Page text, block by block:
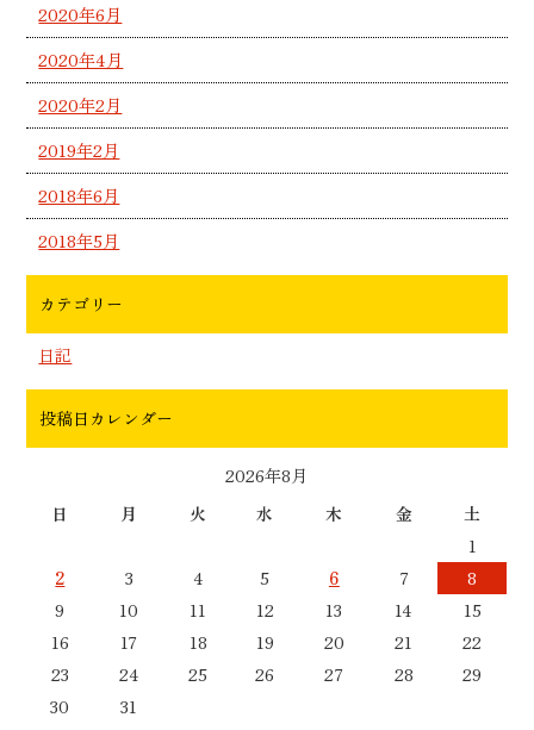
2020年6月
2020年4月
2020年2月
2019年2月
2018年6月
2018年5月
カテゴリー
日記
投稿日カレンダー
2026年8月
日
月 火 水 木 金 土
1
2
3 4 5 6 7
8
9
10 11 12 13 14
15
16
17 18 19 20 21
22
23
24 25 26 27 28
29
30
31